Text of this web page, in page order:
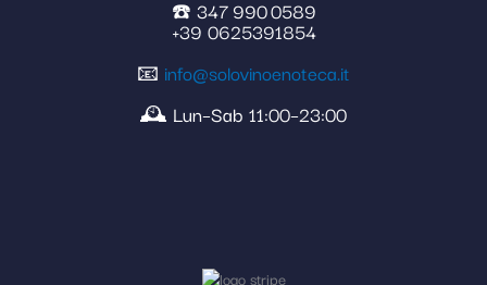
☎️ 347 990 0589
+39 0625391854
📧 info@solovinoenoteca.it
🕰️ Lun–Sab 11:00–23:00